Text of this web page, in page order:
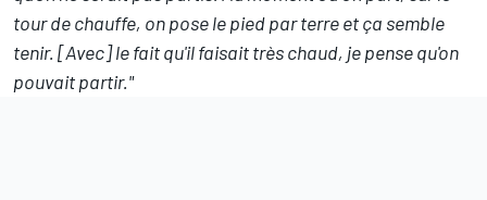
tour de chauffe, on pose le pied par terre et ça semble
tenir. [Avec] le fait qu'il faisait très chaud, je pense qu'on
pouvait partir."